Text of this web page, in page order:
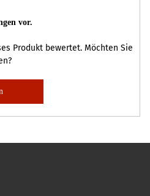
vor.
Produkt bewertet. Möchten Sie